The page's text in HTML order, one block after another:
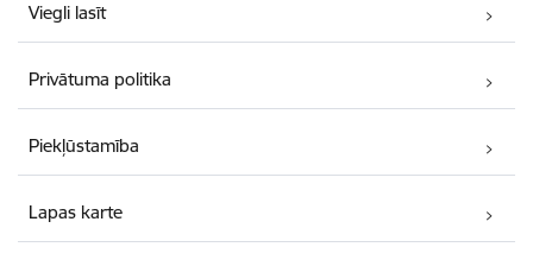
Viegli lasīt
Privātuma politika
Piekļūstamība
Lapas karte